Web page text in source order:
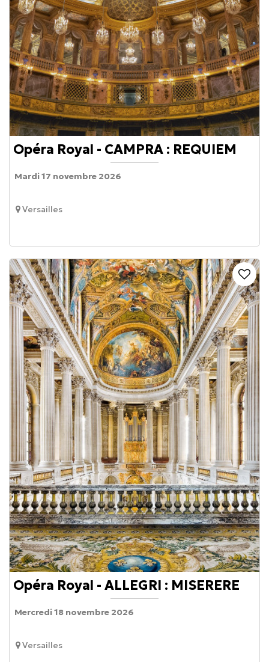
Opéra Royal - CAMPRA : REQUIEM
Versailles
Mardi 17 novembre 2026
Opéra Royal - ALLEGRI : MISERERE
Versailles
Mercredi 18 novembre 2026